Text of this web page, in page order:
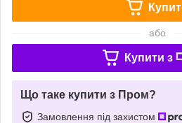
або
Купити з
Що таке купити з Пром?
Замовлення під захистом